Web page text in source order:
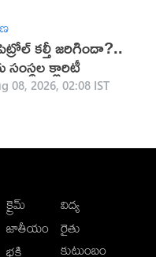
కల్తీ జరిగిందా?..
సంస్థల క్లారిటీ
08, 2026, 02:08 IST
క్రైమ్
జాతీయం
భక్తి
విద్య
రైతు
కుటుంబం